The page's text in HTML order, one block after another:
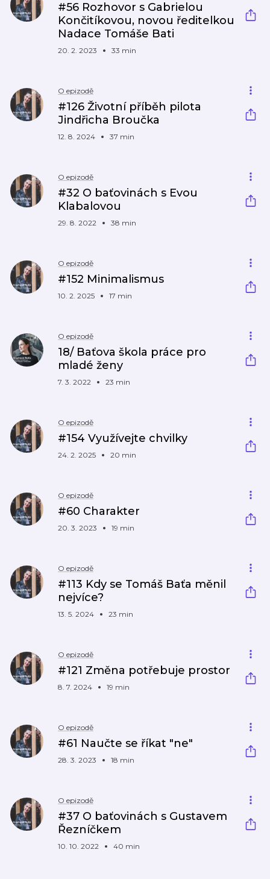
#56 Rozhovor s Gabrielou
Končitíkovou, novou ředitelkou
Nadace Tomáše Bati
20. 2. 2023 33 min
O epizodě
#126 Životní příběh pilota
Jindřicha Broučka
12. 8. 2024 37 min
O epizodě
#32 O baťovinách s Evou
Klabalovou
29. 8. 2022 38 min
O epizodě
#152 Minimalismus
10. 2. 2025 17 min
O epizodě
18/ Baťova škola práce pro
mladé ženy
7. 3. 2022 23 min
O epizodě
#154 Využívejte chvilky
24. 2. 2025 20 min
O epizodě
#60 Charakter
20. 3. 2023 19 min
O epizodě
#113 Kdy se Tomáš Baťa měnil
nejvíce?
13. 5. 2024 23 min
O epizodě
#121 Změna potřebuje prostor
8. 7. 2024 19 min
O epizodě
#61 Naučte se říkat "ne"
28. 3. 2023 18 min
O epizodě
#37 O baťovinách s Gustavem
Řezníčkem
10. 10. 2022 40 min